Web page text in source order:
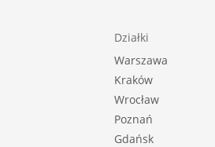
Działki
Warszawa
Kraków
Wrocław
Poznań
Gdańsk